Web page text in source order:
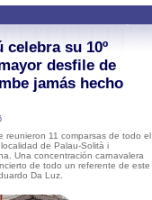
celebra su 10º
desfile de
jamás hecho
reunieron 11 comparsas de todo el
de Palau-Solità i
Una concentración carnavalera
de todo un referente de este
Da Luz.